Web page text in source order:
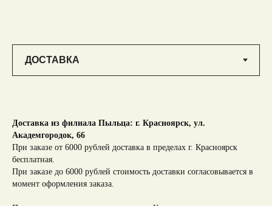
Доставка из филиала Пыльца: г. Красноярск, ул.
Академгородок, 66
При заказе от 6000 рублей доставка в пределах г. Красноярск
бесплатная.
При заказе до 6000 рублей стоимость доставки согласовывается в
момент оформления заказа.